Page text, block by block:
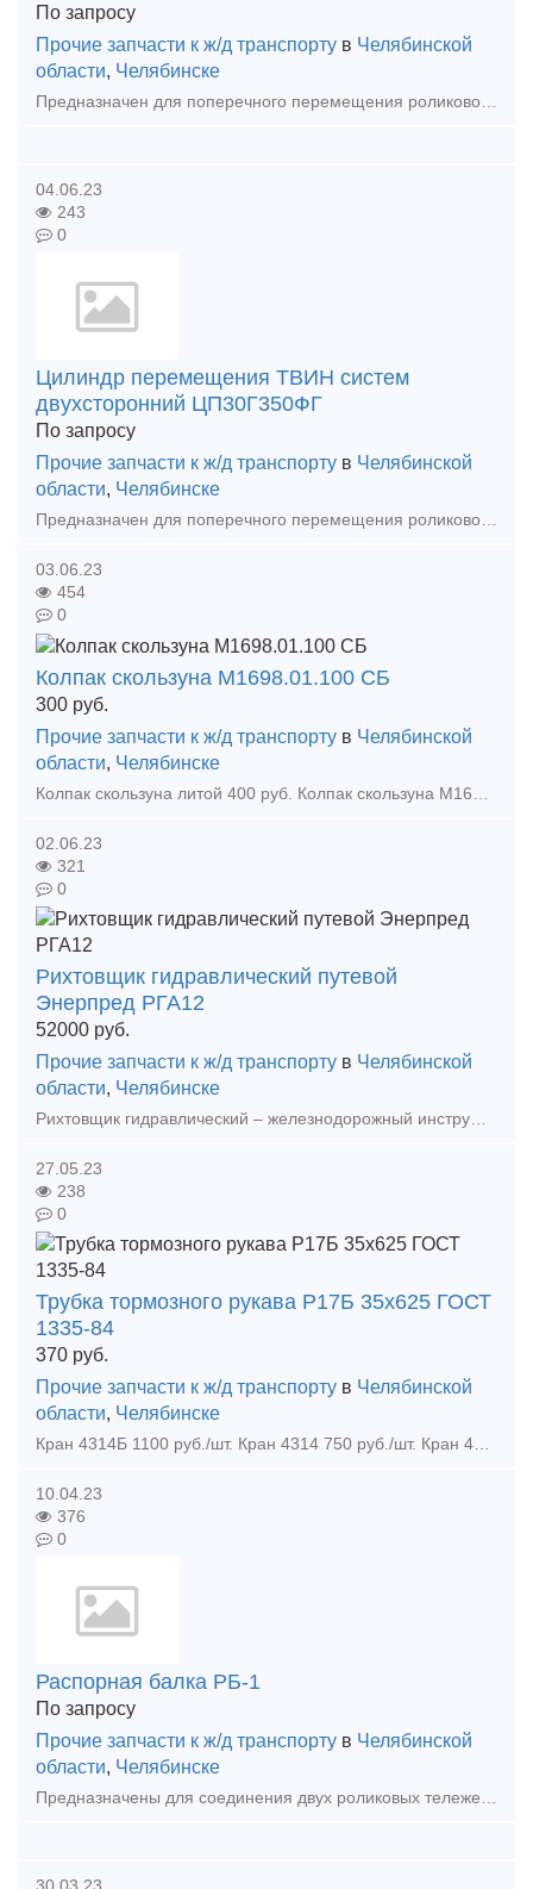
По запросу
Прочие запчасти к ж/д транспорту в Челябинской
области, Челябинске
04.06.23
243
0
Цилиндр перемещения ТВИН систем
двухсторонний ЦП30Г350ФГ
По запросу
Прочие запчасти к ж/д транспорту в Челябинской
области, Челябинске
03.06.23
454
0
Колпак скользуна М1698.01.100 СБ
300 руб.
Прочие запчасти к ж/д транспорту в Челябинской
области, Челябинске
02.06.23
321
0
Рихтовщик гидравлический путевой
Энерпред РГА12
52000 руб.
Прочие запчасти к ж/д транспорту в Челябинской
области, Челябинске
27.05.23
238
0
Трубка тормозного рукава Р17Б 35х625 ГОСТ
1335-84
370 руб.
Прочие запчасти к ж/д транспорту в Челябинской
области, Челябинске
10.04.23
376
0
Распорная балка РБ-1
По запросу
Прочие запчасти к ж/д транспорту в Челябинской
области, Челябинске
30.03.23